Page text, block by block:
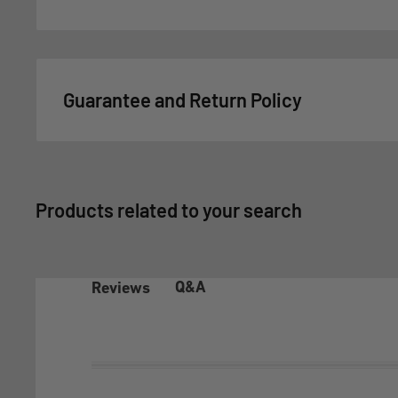
Guarantee and Return Policy
Exchange and Returns Policy that we deliver as a
Rights, the client before exercising any of the rights
Products related to your search
Reviews Q&A